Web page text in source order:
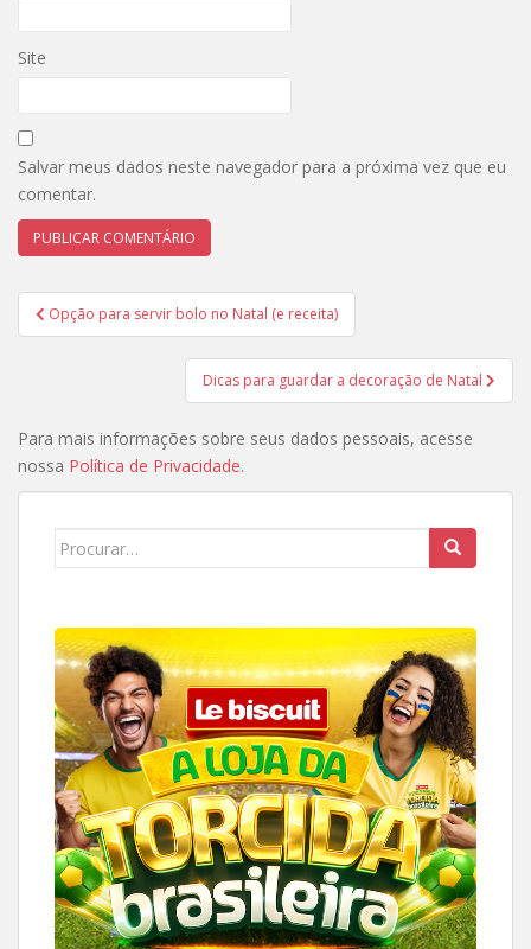
Site
Salvar meus dados neste navegador para a próxima vez que eu
comentar.
Navegação
de
Opção para servir bolo no Natal (e receita)
Dicas para guardar a decoração de Natal
Para mais informações sobre seus dados pessoais, acesse
nossa Política de Privacidade.
Search